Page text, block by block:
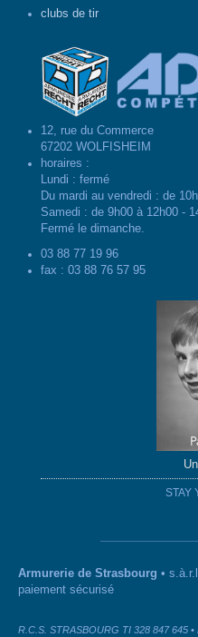
clubs de tir
12, rue du Commerce
67202 WOLFISHEIM
horaires :
Lundi : fermé
Du mardi au vendredi : de
Samedi : de 9h00 à 12h00 -
Fermé le dimanche.
03 88 77 19 96
fax : 03 88 76 57 95
STAY
Armurerie de Strasbourg •
paiement sécurisé
R.C.S. STRASBOURG TI 328 847 645